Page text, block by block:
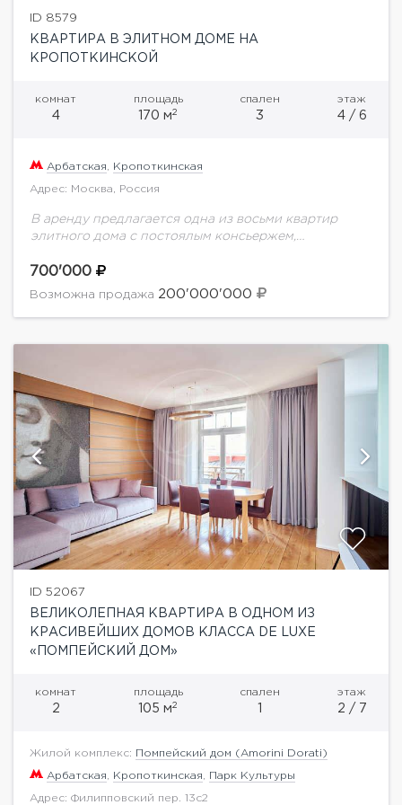
ID 8579
КВАРТИРА В ЭЛИТНОМ ДОМЕ НА
КРОПОТКИНСКОЙ
комнат
4
площадь
170 м2
спален
3
этаж
4 / 6
Арбатская Кропоткинская
Адрес: Москва, Россия
В аренду предлагается одна из восьми квартир
элитного дома с постоялым консьержем,
видеонаблюдением, комнатой ожидания для
водителей и других служащих.Планировка: три
700'000
Возможна продажа 200'000'000
ID 52067
ВЕЛИКОЛЕПНАЯ КВАРТИРА В ОДНОМ ИЗ
КРАСИВЕЙШИХ ДОМОВ КЛАССА DE LUXE
«ПОМПЕЙСКИЙ ДОМ»
комнат
2
площадь
105 м2
спален
1
этаж
2 / 7
Жилой комплекс: Помпейский дом (Amorini Dorati)
Арбатская Кропоткинская Парк Культуры
Адрес: Филипповский пер. 13с2